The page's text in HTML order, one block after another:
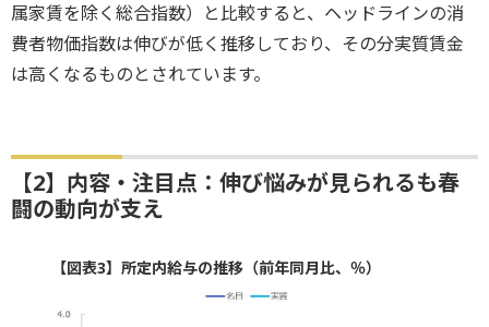
属家賃を除く総合指数）と比較すると、ヘッドラインの消
費者物価指数は伸びが低く推移しており、その分実質賃金
は高くなるものとされています。
【2】内容・注目点：伸び悩みが見られるも春
闘の動向が支え
【図表3】所定内給与の推移（前年同月比、％）